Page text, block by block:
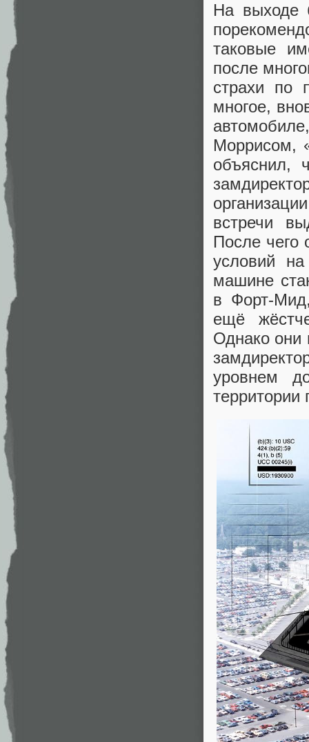
На выходе
таковые
после
страхи по
многое,
Моррисом,
объяснил,
встречи
После чего
условий
машине
в Форт-
ещё
Однако они
уровнем
территории